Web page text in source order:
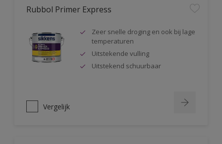
Rubbol Primer Express
Zeer snelle droging en ook bij lage
temperaturen
Uitstekende vulling
Uitstekend schuurbaar
Vergelijk